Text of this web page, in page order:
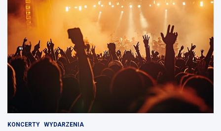
KONCERTY WYDARZENIA